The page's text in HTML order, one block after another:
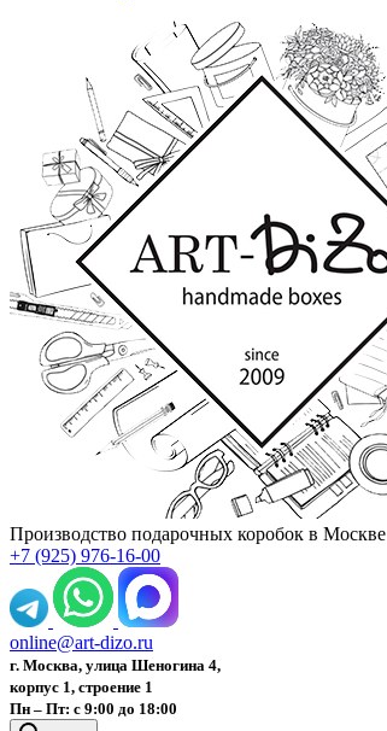
Производство подарочных коробок в Москве
+7 (925) 976-16-00
online@art-dizo.ru
г. Москва, улица Шеногина 4,
корпус 1, строение 1
Пн – Пт: с 9:00 до 18:00